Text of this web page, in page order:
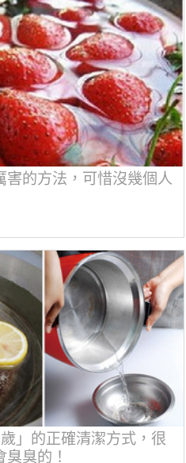
害的方法，可惜沒幾個人
」的正確清潔方式，很
臭的！